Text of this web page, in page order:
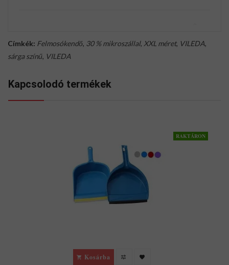
Címkék: Felmosókendő, 30 % mikroszállal, XXL méret, VILEDA,
sárga színű, VILEDA
Kapcsolodó termékek
RAKTÁRON
Kosárba